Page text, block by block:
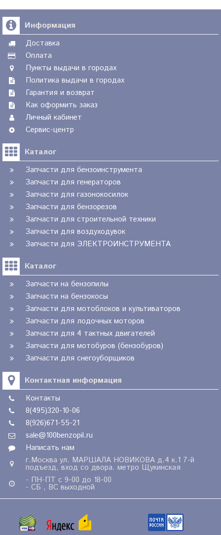
Информация
Доставка
Оплата
Пункты выдачи в городах
Политика выдачи в городах
Гарантия и возврат
Как оформить заказ
Личный кабинет
Сервис-центр
Каталог
Запчасти для бензоинструмента
Запчасти для генераторов
Запчасти для газонокосилок
Запчасти для бензорезов
Запчасти для строительной техники
Запчасти для воздуходувок
Запчасти для ЭЛЕКТРОИНСТРУМЕНТА
Каталог
Запчасти на бензопилы
Запчасти на бензокосы
Запчасти для мотоблоков и культиваторов
Запчасти для лодочных моторов
Запчасти для 4 тактных двигателей
Запчасти для мотобуров (бензобуров)
Запчасти для снегоуборщиков
Контактная информация
Контакты
8(495)320-10-06
8(926)671-55-21
sale@100benzopil.ru
Написать нам
г.Москва ул. МАРШАЛА НОВИКОВА д.4 к.1 7-й
подъезд, вход со двора. метро Щукинская
- ПН-ПТ с 9-00 до 18-00
- СБ , ВС выходной